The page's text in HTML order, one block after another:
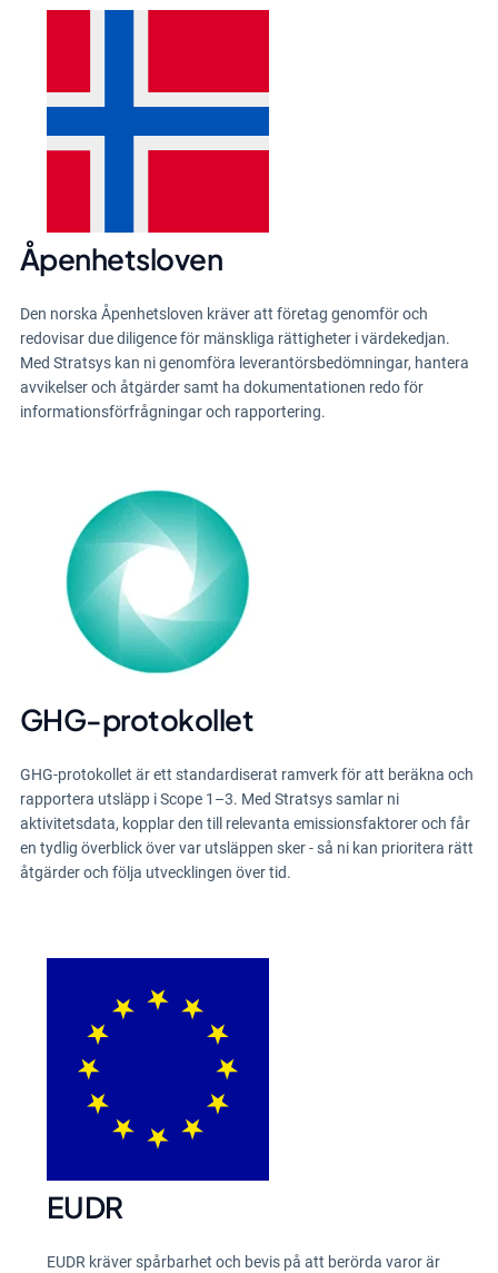
Åpenhetsloven
Den norska Åpenhetsloven kräver att företag genomför och
redovisar due diligence för mänskliga rättigheter i värdekedjan.
Med Stratsys kan ni genomföra leverantörsbedömningar, hantera
avvikelser och åtgärder samt ha dokumentationen redo för
informationsförfrågningar och rapportering.
GHG-protokollet
GHG-protokollet är ett standardiserat ramverk för att beräkna och
rapportera utsläpp i Scope 1–3. Med Stratsys samlar ni
aktivitetsdata, kopplar den till relevanta emissionsfaktorer och får
en tydlig överblick över var utsläppen sker - så ni kan prioritera rätt
åtgärder och följa utvecklingen över tid.
EUDR
EUDR kräver spårbarhet och bevis på att berörda varor är